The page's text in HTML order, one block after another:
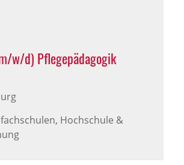
w/d) Pflegepädagogik
Hochschule &